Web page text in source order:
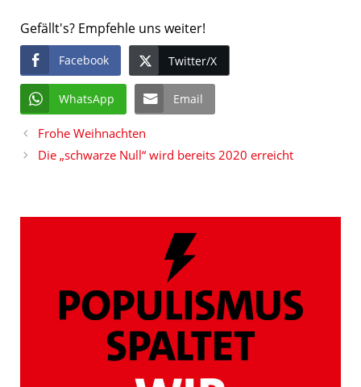
Gefällt's? Empfehle uns weiter!
Facebook Twitter/X
WhatsApp Email
Frohe Weihnachten
Die „schwarze Null“ wird bereits 2020 erreicht